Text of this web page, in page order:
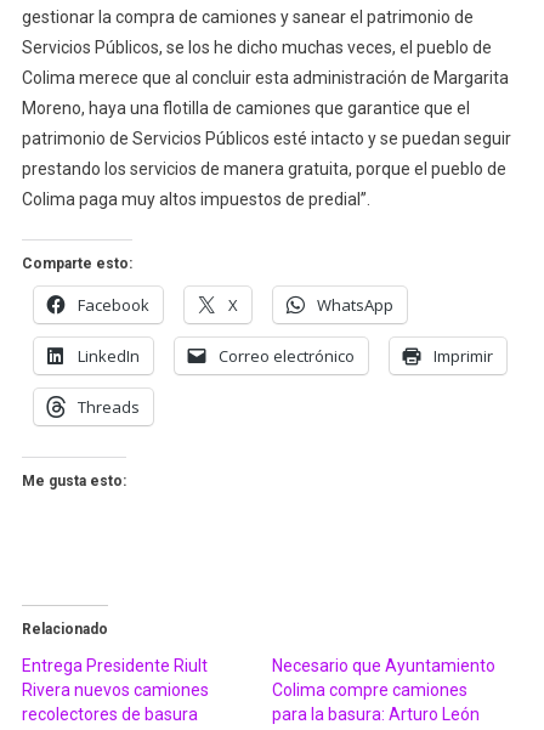
gestionar la compra de camiones y sanear el patrimonio de
Servicios Públicos, se los he dicho muchas veces, el pueblo de
Colima merece que al concluir esta administración de Margarita
Moreno, haya una flotilla de camiones que garantice que el
patrimonio de Servicios Públicos esté intacto y se puedan seguir
prestando los servicios de manera gratuita, porque el pueblo de
Colima paga muy altos impuestos de predial”.
Comparte esto:
Facebook X WhatsApp
LinkedIn Correo electrónico Imprimir
Threads
Me gusta esto:
Relacionado
Entrega Presidente Riult
Rivera nuevos camiones
recolectores de basura
Necesario que Ayuntamiento
Colima compre camiones
para la basura: Arturo León